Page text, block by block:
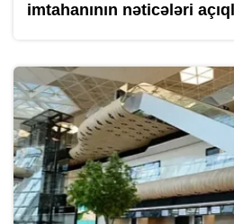
imtahanının nəticələri